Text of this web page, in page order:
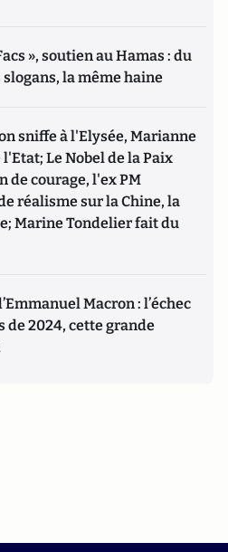
», soutien au Hamas : du
slogans, la même haine
sniffe à l'Elysée, Marianne
Le Nobel de la Paix
de courage, l'ex PM
réalisme sur la Chine, la
Marine Tondelier fait du
Macron : l’échec
de 2024, cette grande